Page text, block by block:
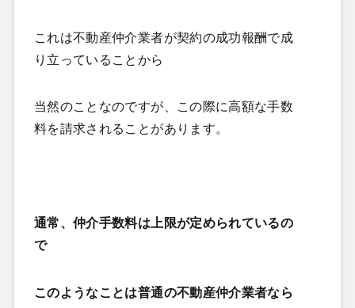
これは不動産仲介業者が契約の成功報酬で成
り立っていることから
当然のことなのですが、この際に高額な手数
料を請求されることがあります。
通常、仲介手数料は上限が定められているの
で
このようなことは普通の不動産仲介業者なら